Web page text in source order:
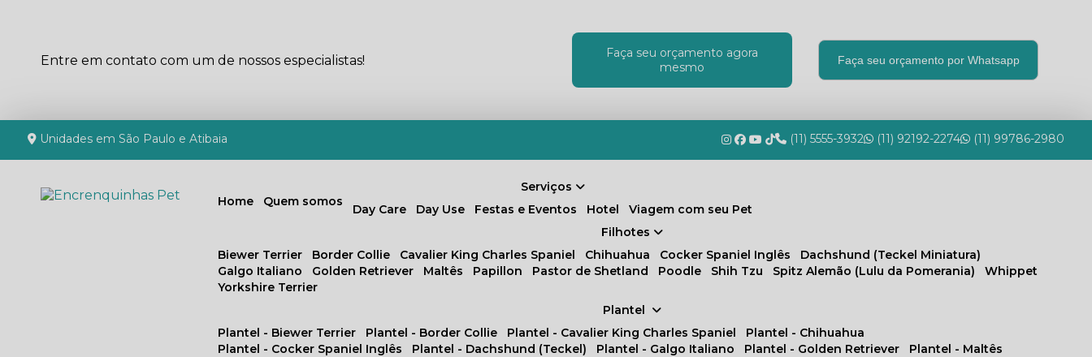
Entre em contato com um de nossos especialistas!
Faça seu orçamento agora
mesmo
Faça seu orçamento por Whatsapp
Unidades em São Paulo e Atibaia (11) 5555-3932 (11) 92192-2274 (11) 99786-2980
Home Quem somos
Plantel
Plantel - Biewer Terrier
Plantel - Border Collie Plantel - Cavalier King Charles Spaniel
Plantel - Chihuahua
Plantel - Cocker Spaniel Inglês
Plantel - Dachshund (Teckel) Plantel - Galgo Italiano Plantel - Golden Retriever
Plantel - Maltês
Serviços
Day Care
Day Use Festas e Eventos Hotel
Viagem com seu Pet
Filhotes
Biewer Terrier
Border Collie Cavalier King Charles Spaniel Chihuahua Cocker Spaniel Inglês
Dachshund (Teckel Miniatura)
Galgo Italiano
Golden Retriever Maltês Papillon Pastor de Shetland Poodle Shih Tzu Spitz Alemão (Lulu da Pomerania)
Whippet
Yorkshire Terrier